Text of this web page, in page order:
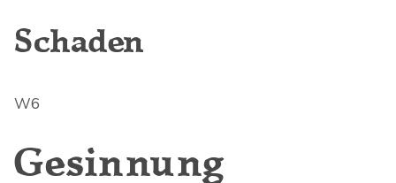
Schaden
W6
Gesinnung